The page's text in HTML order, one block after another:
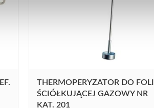
THERMOPERYZATOR DO FOLII
ŚCIÓŁKUJĄCEJ GAZOWY NR
KAT. 201